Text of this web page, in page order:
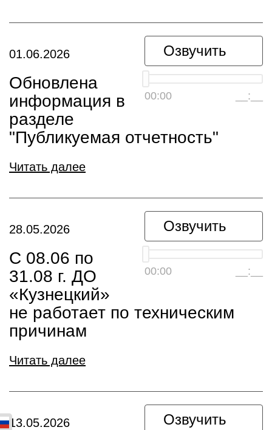
Озвучить
00:00 __:__
01.06.2026
Обновлена
информация в
разделе
"Публикуемая отчетность"
Читать далее
Озвучить
00:00 __:__
28.05.2026
С 08.06 по
31.08 г. ДО
«Кузнецкий»
не работает по техническим
причинам
Читать далее
Озвучить
13.05.2026